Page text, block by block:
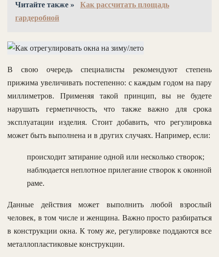
Читайте также »
Как рассчитать площадь
гардеробной
В свою очередь специалисты рекомендуют степень
прижима увеличивать постепенно: с каждым годом на пару
миллиметров. Применяя такой принцип, вы не будете
нарушать герметичность, что также важно для срока
эксплуатации изделия. Стоит добавить, что регулировка
может быть выполнена и в других случаях. Например, если:
происходит затирание одной или несколько створок;
наблюдается неплотное прилегание створок к оконной
раме.
Данные действия может выполнить любой взрослый
человек, в том числе и женщина. Важно просто разбираться
в конструкции окна. К тому же, регулировке поддаются все
металлопластиковые конструкции.